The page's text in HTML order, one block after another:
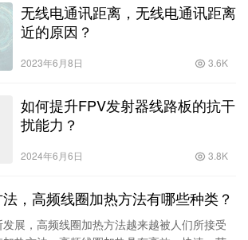
无线电通讯距离，无线电通讯距离
近的原因？
2023年6月8日 3.6K
如何提升FPV发射器线路板的抗干
扰能力？
2024年6月6日 3.8K
，高频线圈加热方法有哪些种类？
展，高频线圈加热方法越来越被人们所接受